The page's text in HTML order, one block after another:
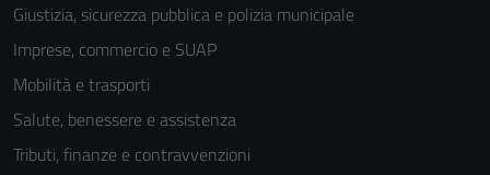
Giustizia, sicurezza pubblica e polizia municipale
Imprese, commercio e SUAP
Mobilità e trasporti
Salute, benessere e assistenza
Tributi, finanze e contravvenzioni
Questi cookie